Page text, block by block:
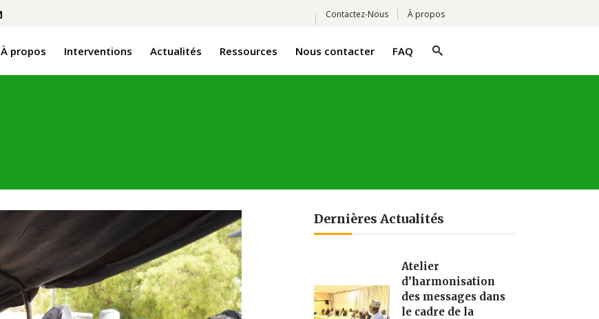
Contactez-Nous À propos
À propos Interventions Actualités Ressources Nous contacter FAQ
Dernières Actualités
Atelier
d’harmonisation
des messages dans
le cadre de la